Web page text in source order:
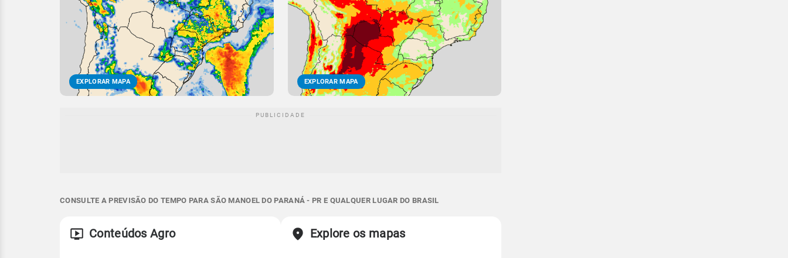
EXPLORAR MAPA EXPLORAR MAPA
CONSULTE A PREVISÃO DO TEMPO PARA SÃO MANOEL DO PARANÁ - PR E QUALQUER LUGAR DO BRASIL
Conteúdos Agro Explore os mapas